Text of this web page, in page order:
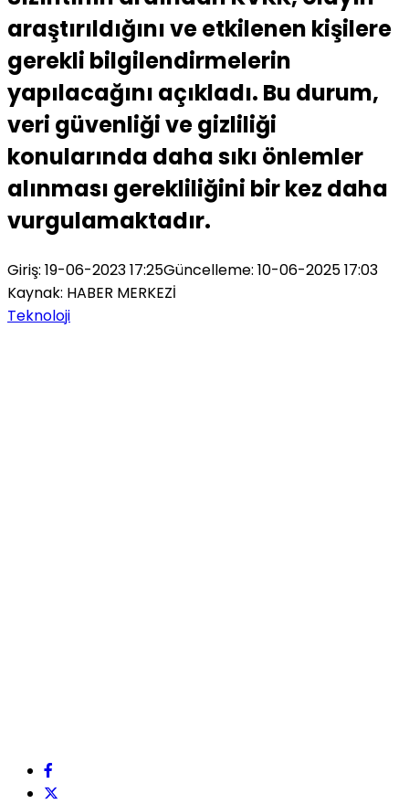
araştırıldığını ve etkilenen kişilere
gerekli bilgilendirmelerin
yapılacağını açıkladı. Bu durum,
veri güvenliği ve gizliliği
konularında daha sıkı önlemler
alınması gerekliliğini bir kez daha
vurgulamaktadır.
Giriş: 19-06-2023 17:25Güncelleme: 10-06-2025 17:03
Kaynak: HABER MERKEZİ
Teknoloji